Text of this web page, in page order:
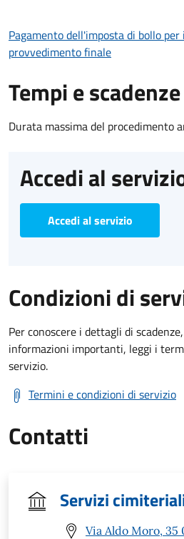
Pagamento dell'imposta di bollo
provvedimento finale
Tempi e scadenze
Durata massima del procedimento
Accedi al
Accedi al servizio
Condizioni di
Per conoscere i dettagli di
informazioni importanti, leggi i
servizio.
Termini e condizioni di servizio
Contatti
Servizi
Via Aldo Moro, 35